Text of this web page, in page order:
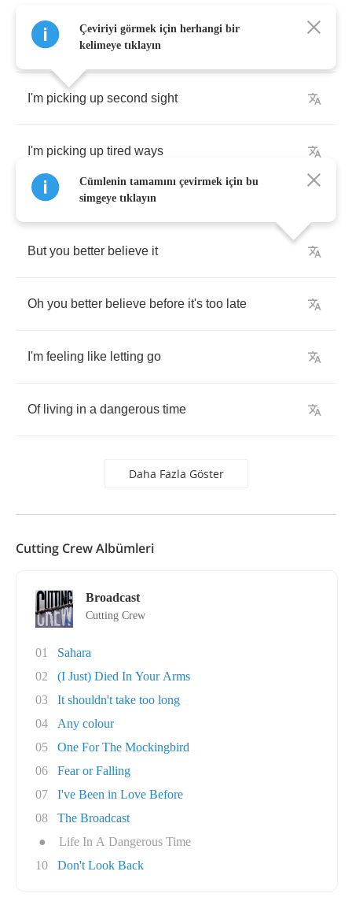
Put it down to the fools who
I'm picking up second sight
I'm picking up tired ways
But you better believe it
Oh you better believe before it's too late
I'm feeling like letting go
Of living in a dangerous time
Daha Fazla Göster
Çeviriyi görmek için herhangi bir
kelimeye tıklayın
Cümlenin tamamını çevirmek için bu
simgeye tıklayın
Cutting Crew Albümleri
Broadcast
Cutting Crew
01
Sahara
02
(I Just) Died In Your Arms
03
It shouldn't take too long
04
Any colour
05
One For The Mockingbird
06
Fear or Falling
07
I've Been in Love Before
08
The Broadcast
●
Life In A Dangerous Time
10
Don't Look Back